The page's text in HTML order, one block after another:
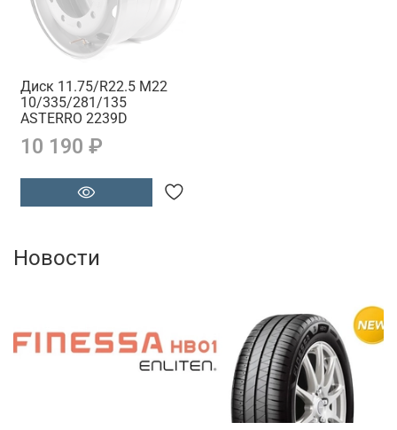
Диск 11.75/R22.5 M22
10/335/281/135
ASTERRO 2239D
10 190 ₽
Новости